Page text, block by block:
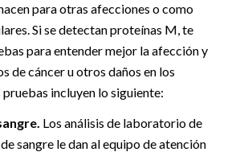
para otras afecciones o como
Si se detectan proteínas M, te
para entender mejor la afección y
de cáncer u otros daños en los
pruebas incluyen lo siguiente:
Los análisis de laboratorio de
sangre le dan al equipo de atención